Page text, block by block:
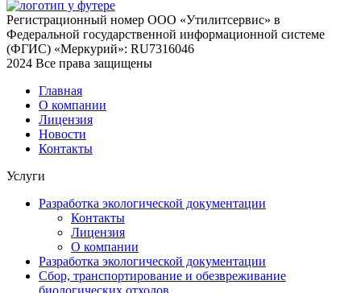
Регистрационный номер ООО «Утилитсервис» в
Федеральной государственной информационной системе
(ФГИС) «Меркурий»: RU7316046
2024 Все права защищены
Главная
О компании
Лицензия
Новости
Контакты
Услуги
Разработка экологической документации
Контакты
Лицензия
О компании
Разработка экологической документации
Сбор, транспортирование и обезвреживание
биологических отходов